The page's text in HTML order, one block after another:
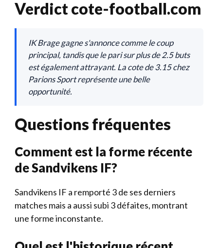
Verdict cote-football.com
IK Brage gagne s'annonce comme le coup
principal, tandis que le pari sur plus de 2.5 buts
est également attrayant. La cote de 3.15 chez
Parions Sport représente une belle
opportunité.
Questions fréquentes
Comment est la forme récente
de Sandvikens IF?
Sandvikens IF a remporté 3 de ses derniers
matches mais a aussi subi 3 défaites, montrant
une forme inconstante.